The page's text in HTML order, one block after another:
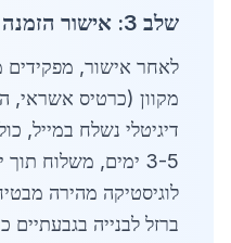
שלב 3: אישור הזמנה והפקדת מקדמה
מקוון (כרטיס אשראי,
דיגיטלי נשלח במייל,
3-5 ימים, משלוח
לוגיסטיקה מהירה
ברזל לבנייה